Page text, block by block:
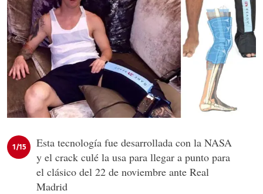
1/15
Esta tecnología fue desarrollada con la NASA
y el crack culé la usa para llegar a punto para
el clásico del 22 de noviembre ante Real
Madrid